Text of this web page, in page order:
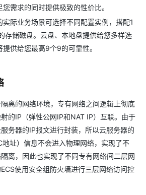
需求的同时提供极致的性价比。
际业务场景可选择不同配置实例，搭配1
存储磁盘。云盘、本地盘提供给您多样选
供给您最高9个9的可靠性。
离的网络环境，专有网络之间逻辑上彻底
的IP（弹性公网IP和NAT IP）互联。由于
务器的IP报文进行封装，所以云服务器的
址）信息不会进入物理网络，实现了不
离，因此也实现了不同专有网络间二层网
使用安全组防火墙进行三层网络访问控